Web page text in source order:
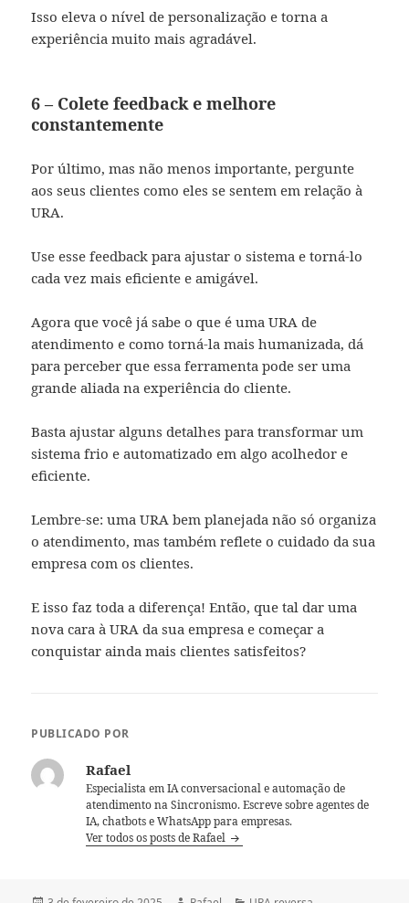
Isso eleva o nível de personalização e torna a
experiência muito mais agradável.
6 – Colete feedback e melhore
constantemente
Por último, mas não menos importante, pergunte
aos seus clientes como eles se sentem em relação à
URA.
Use esse feedback para ajustar o sistema e torná-lo
cada vez mais eficiente e amigável.
Agora que você já sabe o que é uma URA de
atendimento e como torná-la mais humanizada, dá
para perceber que essa ferramenta pode ser uma
grande aliada na experiência do cliente.
Basta ajustar alguns detalhes para transformar um
sistema frio e automatizado em algo acolhedor e
eficiente.
Lembre-se: uma URA bem planejada não só organiza
o atendimento, mas também reflete o cuidado da sua
empresa com os clientes.
E isso faz toda a diferença! Então, que tal dar uma
nova cara à URA da sua empresa e começar a
conquistar ainda mais clientes satisfeitos?
PUBLICADO POR
Rafael
Especialista em IA conversacional e automação de
atendimento na Sincronismo. Escreve sobre agentes de
IA, chatbots e WhatsApp para empresas.
Ver todos os posts de Rafael